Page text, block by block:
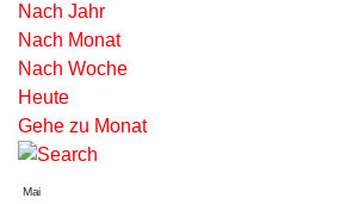
Nach Jahr
Nach Monat
Nach Woche
Heute
Gehe zu Monat